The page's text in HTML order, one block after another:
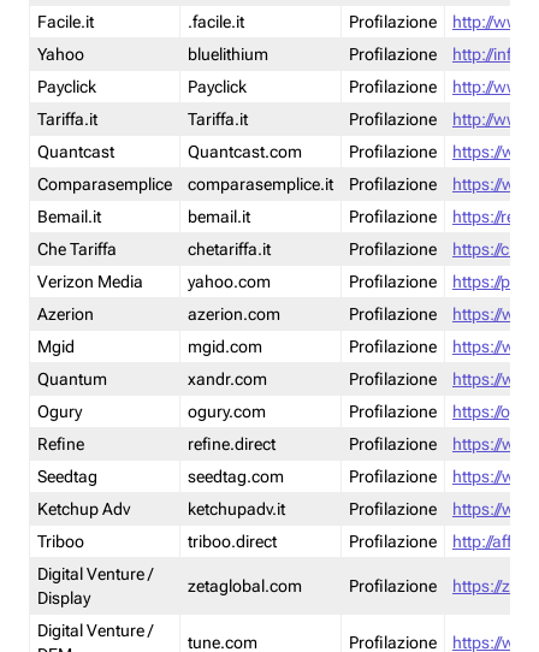
Facile.it
.facile.it Profilazione
http://
Yahoo
bluelithium Profilazione
http://
Payclick
Payclick Profilazione
http://
Tariffa.it
Tariffa.it Profilazione
http://
Quantcast
Quantcast.com Profilazione
https://
Comparasemplice
comparasemplice.it Profilazione
https://
Bemail.it
bemail.it Profilazione
https://
Che Tariffa
chetariffa.it Profilazione
https://
Verizon Media
yahoo.com Profilazione
https://
Azerion
azerion.com Profilazione
https://
Mgid
mgid.com Profilazione
https://
Quantum
xandr.com Profilazione
https://
Ogury
ogury.com Profilazione
https://
Refine
refine.direct Profilazione
https://
Seedtag
seedtag.com Profilazione
https://
Ketchup Adv
ketchupadv.it Profilazione
https://
Triboo
triboo.direct Profilazione
http://
Digital Venture /
Display
zetaglobal.com Profilazione https://
Digital Venture /
tune.com Profilazione https://